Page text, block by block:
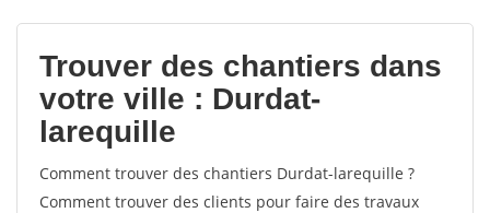
votes
Trouver des chantiers dans
votre ville : Durdat-
larequille
Comment trouver des chantiers Durdat-larequille ?
Comment trouver des clients pour faire des travaux